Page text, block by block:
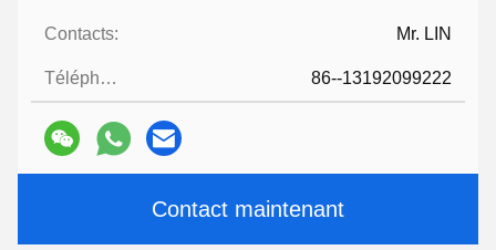
Contacts: Mr. LIN
Téléphone: 86--13192099222
Contact maintenant